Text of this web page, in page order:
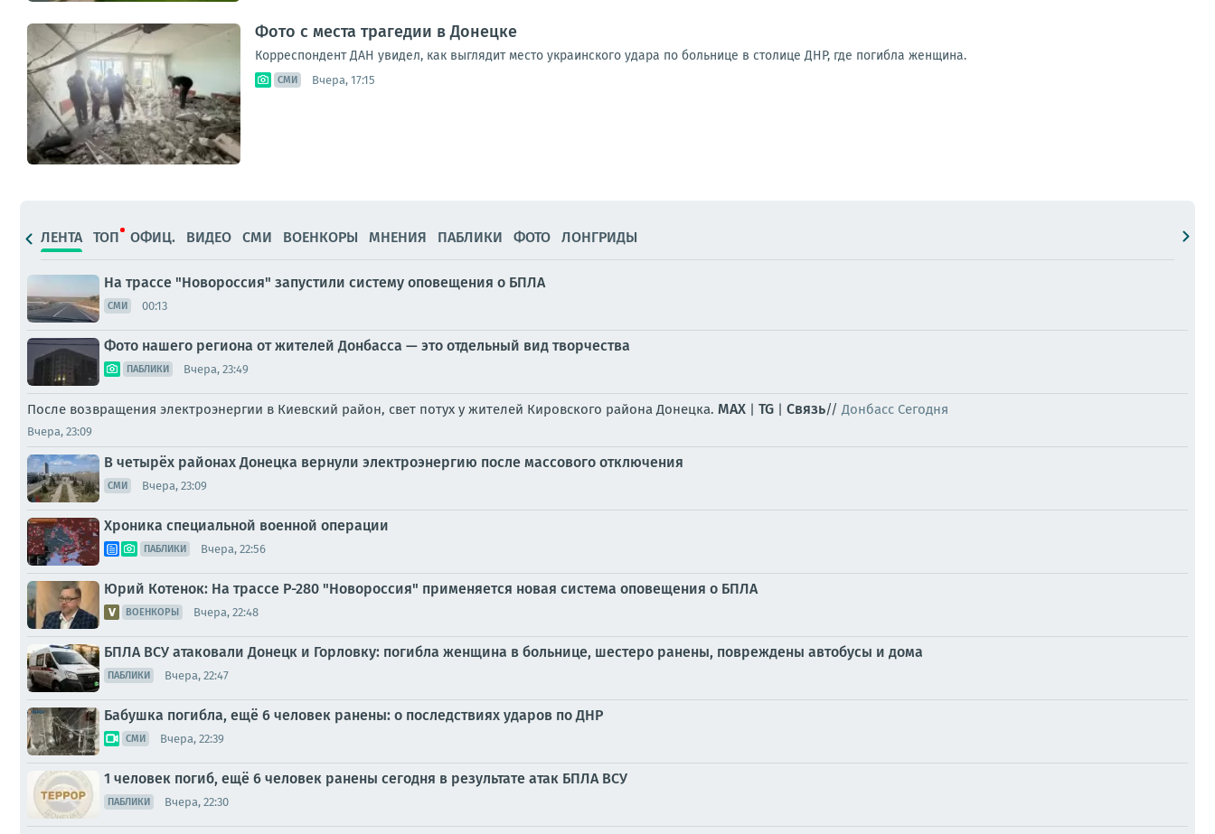
Фото с места трагедии в Донецке
Корреспондент ДАН увидел, как выглядит место украинского удара по больнице в столице ДНР, где погибла женщина.
СМИ Вчера, 17:15
ЛЕНТА ТОП ОФИЦ. ВИДЕО СМИ ВОЕНКОРЫ МНЕНИЯ ПАБЛИКИ ФОТО ЛОНГРИДЫ
На трассе "Новороссия" запустили систему оповещения о БПЛА
СМИ 00:13
Фото нашего региона от жителей Донбасса — это отдельный вид творчества
ПАБЛИКИ Вчера, 23:49
После возвращения электроэнергии в Киевский район, свет потух у жителей Кировского района Донецка. MAX | TG | Связь// Донбасс Сегодня
Вчера, 23:09
В четырёх районах Донецка вернули электроэнергию после массового отключения
СМИ Вчера, 23:09
Хроника специальной военной операции
ПАБЛИКИ Вчера, 22:56
Юрий Котенок: На трассе Р-280 "Новороссия" применяется новая система оповещения о БПЛА
ВОЕНКОРЫ Вчера, 22:48
БПЛА ВСУ атаковали Донецк и Горловку: погибла женщина в больнице, шестеро ранены, повреждены автобусы и дома
ПАБЛИКИ Вчера, 22:47
Бабушка погибла, ещё 6 человек ранены: о последствиях ударов по ДНР
СМИ Вчера, 22:39
1 человек погиб, ещё 6 человек ранены сегодня в результате атак БПЛА ВСУ
ПАБЛИКИ Вчера, 22:30